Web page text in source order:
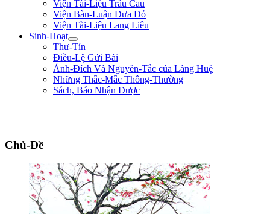
Viện Tài-Liệu Trầu Cau
Viện Bàn-Luận Dưa Đỏ
Viện Tài-Liệu Lang Liêu
Sinh-Hoạt
Thư-Tín
Điều-Lệ Gửi Bài
Ảnh-Đích Và Nguyên-Tắc của Làng Huệ
Những Thắc-Mắc Thông-Thường
Sách, Báo Nhận Được
Chủ-Đề